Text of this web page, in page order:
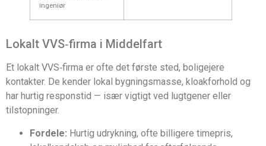
ingeniør
Lokalt VVS‑firma i Middelfart
Et lokalt VVS‑firma er ofte det første sted, boligejere
kontakter. De kender lokal bygningsmasse, kloakforhold og
har hurtig responstid — især vigtigt ved lugtgener eller
tilstopninger.
Fordele: Hurtig udrykning, ofte billigere timepris,